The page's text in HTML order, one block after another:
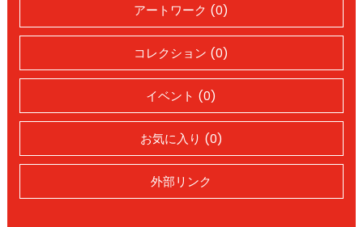
アートワーク (0)
コレクション (0)
イベント (0)
お気に入り (0)
外部リンク